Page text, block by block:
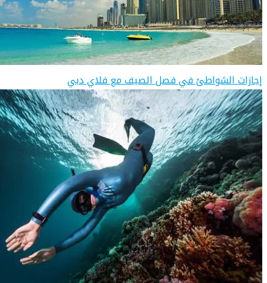
إجازات الشواطئ في فصل الصيف مع فلاي دبي